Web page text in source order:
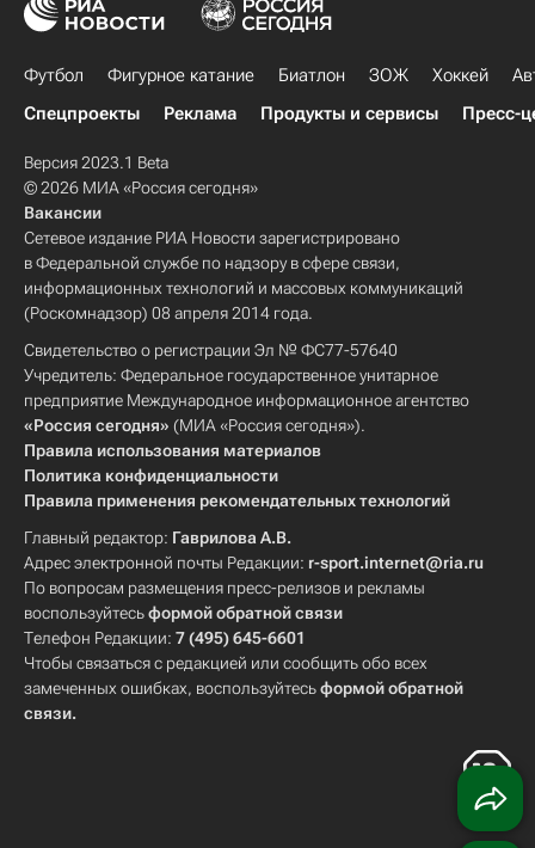
Футбол Фигурное катание Биатлон ЗОЖ Хоккей
Спецпроекты
Реклама Продукты и сервисы Пресс-
Версия 2023.1 Beta
© 2026 МИА «Россия сегодня»
Вакансии
Сетевое издание РИА Новости зарегистрировано
в Федеральной службе по надзору в сфере связи,
информационных технологий и массовых коммуникаций
(Роскомнадзор) 08 апреля 2014 года.
Свидетельство о регистрации Эл № ФС77-57640
Учредитель: Федеральное государственное унитарное
предприятие Международное информационное агентство
«Россия сегодня» (МИА «Россия сегодня»).
Правила использования материалов
Политика конфиденциальности
Правила применения рекомендательных технологий
Главный редактор: Гаврилова А.В.
Адрес электронной почты Редакции: r-sport.internet@ria.ru
По вопросам размещения пресс-релизов и рекламы
воспользуйтесьформой обратной связи
Телефон Редакции: 7 (495) 645-6601
Чтобы связаться с редакцией или сообщить обо всех
замеченных ошибках, воспользуйтесьформой обратной
связи.